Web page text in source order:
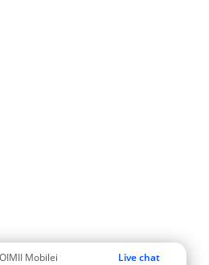
Mobilei Live chat